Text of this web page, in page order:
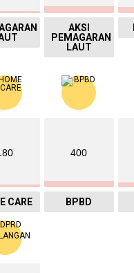
AKSI
PEMAGARAN
LAUT
CARE
400
BPBD